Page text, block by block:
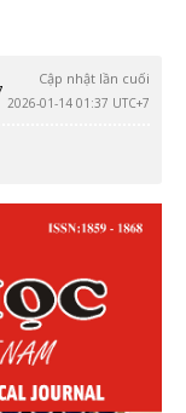
Cập nhật lần cuối
2026-01-14 01:37 UTC+7